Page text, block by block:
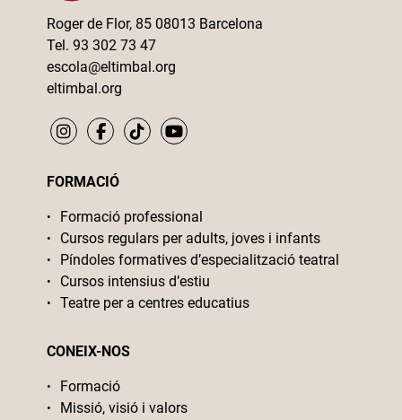
Roger de Flor, 85 08013 Barcelona
Tel. 93 302 73 47
escola@eltimbal.org
eltimbal.org
FORMACIÓ
Formació professional
Cursos regulars per adults, joves i infants
Píndoles formatives d’especialització teatral
Cursos intensius d’estiu
Teatre per a centres educatius
CONEIX-NOS
Formació
Missió, visió i valors